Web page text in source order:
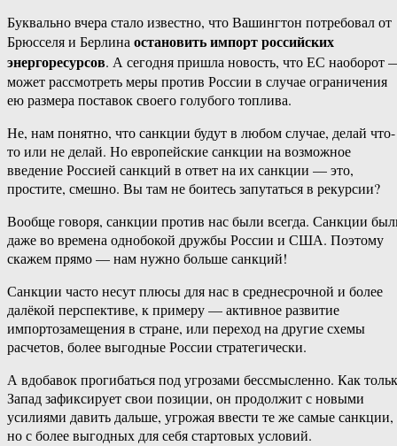
Буквально вчера стало известно, что Вашингтон потребовал от
Брюсселя и Берлинаостановить импорт российских
энергоресурсов. А сегодня пришла новость, что ЕС наоборот
может рассмотреть меры против России в случае ограничения
ею размера поставок своего голубого топлива.
Не, нам понятно, что санкции будут в любом случае, делай что-
то или не делай. Но европейские санкции на возможное
введение Россией санкций в ответ на их санкции — это,
простите, смешно. Вы там не боитесь запутаться в рекурсии?
Вообще говоря, санкции против нас были всегда. Санкции
даже во времена однобокой дружбы России и США. Поэтому
скажем прямо — нам нужно больше санкций!
Санкции часто несут плюсы для нас в среднесрочной и более
далёкой перспективе, к примеру — активное развитие
импортозамещения в стране, или переход на другие схемы
расчетов, более выгодные России стратегически.
А вдобавок прогибаться под угрозами бессмысленно. Как
Запад зафиксирует свои позиции, он продолжит с новыми
усилиями давить дальше, угрожая ввести те же самые санкции,
но с более выгодных для себя стартовых условий.